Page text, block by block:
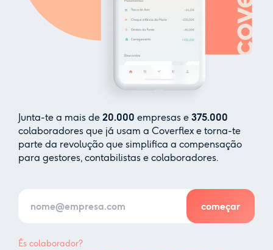
Junta-te a mais de 20.000 empresas e 375.000
colaboradores que já usam a Coverflex e torna-te
parte da revolução que simplifica a compensação
para gestores, contabilistas e colaboradores.
És colaborador?